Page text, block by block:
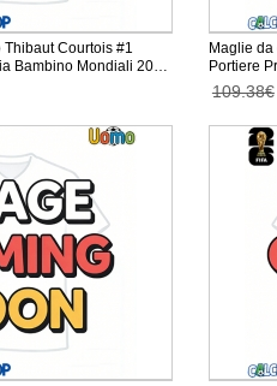
Courtois #1
Bambino Mondiali 2026
corti)
Maglie
Portiere
Manica
109.38€